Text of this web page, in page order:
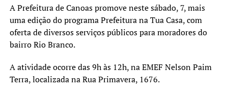
LEIA MAIS:
Aprovada lei polêmica que muda regras
para taxistas
A Prefeitura de Canoas promove neste sábado, 7, mais
uma edição do programa Prefeitura na Tua Casa, com
oferta de diversos serviços públicos para moradores do
bairro Rio Branco.
A atividade ocorre das 9h às 12h, na EMEF Nelson Paim
Terra, localizada na Rua Primavera, 1676.